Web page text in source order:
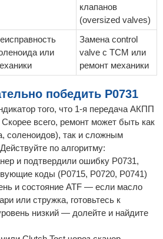
клапанов
(oversized valves)
или
Замена control
valve с TCM или
ремонт механики
победить P0731
того, что 1-я передача АКПП
всего, ремонт может быть как
соленоидов), так и сложным
по алгоритму:
и подтвердили ошибку P0731,
коды (P0715, P0720, P0741)
и состояние ATF — если масло
или стружка, готовьтесь к
низкий — долейте и найдите